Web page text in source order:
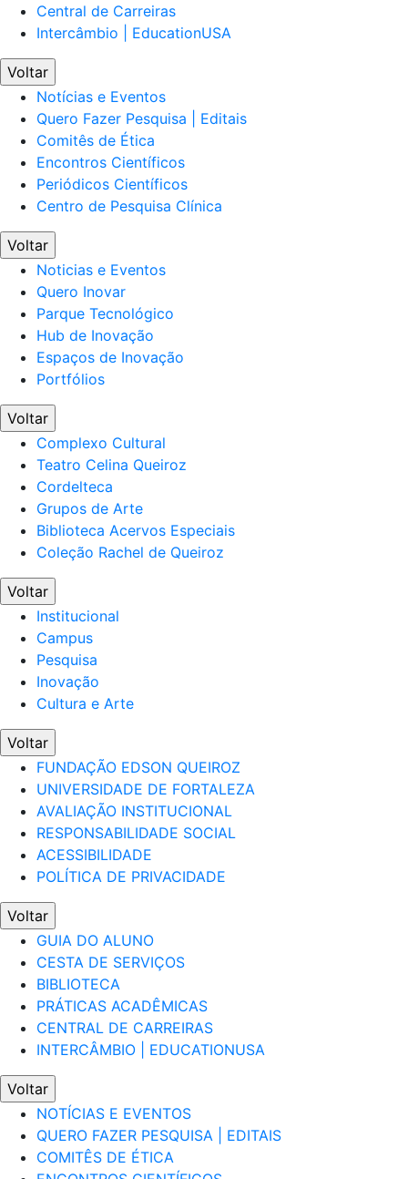
Central de Carreiras
Intercâmbio | EducationUSA
Voltar
Notícias e Eventos
Quero Fazer Pesquisa | Editais
Comitês de Ética
Encontros Científicos
Periódicos Científicos
Centro de Pesquisa Clínica
Voltar
Noticias e Eventos
Quero Inovar
Parque Tecnológico
Hub de Inovação
Espaços de Inovação
Portfólios
Voltar
Complexo Cultural
Teatro Celina Queiroz
Cordelteca
Grupos de Arte
Biblioteca Acervos Especiais
Coleção Rachel de Queiroz
Voltar
Institucional
Campus
Pesquisa
Inovação
Cultura e Arte
Voltar
FUNDAÇÃO EDSON QUEIROZ
UNIVERSIDADE DE FORTALEZA
AVALIAÇÃO INSTITUCIONAL
RESPONSABILIDADE SOCIAL
ACESSIBILIDADE
POLÍTICA DE PRIVACIDADE
Voltar
GUIA DO ALUNO
CESTA DE SERVIÇOS
BIBLIOTECA
PRÁTICAS ACADÊMICAS
CENTRAL DE CARREIRAS
INTERCÂMBIO | EDUCATIONUSA
Voltar
NOTÍCIAS E EVENTOS
QUERO FAZER PESQUISA | EDITAIS
COMITÊS DE ÉTICA